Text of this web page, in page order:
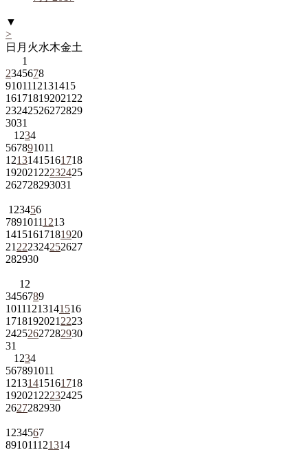
▼
>
日 月 火水木金土
1
2345678
9101112131415
161718192021 22
23242526272829
3031
1 234
567891011
12131415161718
192021 22232425
262728293031
1 23456
78910111213
14151617181920
21 222324252627
282930
1 2
3456789
10111213141516
1718192021 2223
24252627282930
31
1 234
567891011
12131415161718
192021 22232425
2627282930
1 234567
891011121314